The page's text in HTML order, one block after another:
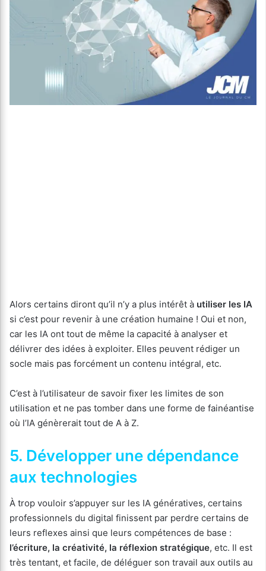
Alors certains diront qu’il n’y a plus intérêt à utiliser les IA
si c’est pour revenir à une création humaine ! Oui et non,
car les IA ont tout de même la capacité à analyser et
délivrer des idées à exploiter. Elles peuvent rédiger un
socle mais pas forcément un contenu intégral, etc.
C’est à l’utilisateur de savoir fixer les limites de son
utilisation et ne pas tomber dans une forme de fainéantise
où l’IA génèrerait tout de A à Z.
5. Développer une dépendance
aux technologies
À trop vouloir s’appuyer sur les IA génératives, certains
professionnels du digital finissent par perdre certains de
leurs reflexes ainsi que leurs compétences de base :
l’écriture, la créativité, la réflexion stratégique, etc. Il est
très tentant, et facile, de déléguer son travail aux outils au